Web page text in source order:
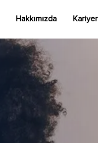
Hakkımızda Kariyer